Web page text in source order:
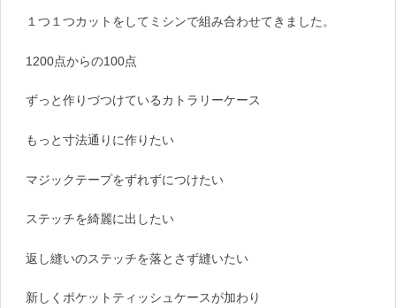
１つ１つカットをしてミシンで組み合わせてきました。
1200点からの100点
ずっと作りづつけているカトラリーケース
もっと寸法通りに作りたい
マジックテープをずれずにつけたい
ステッチを綺麗に出したい
返し縫いのステッチを落とさず縫いたい
新しくポケットティッシュケースが加わり